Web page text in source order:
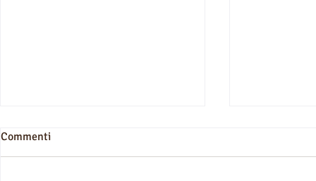
Commenti